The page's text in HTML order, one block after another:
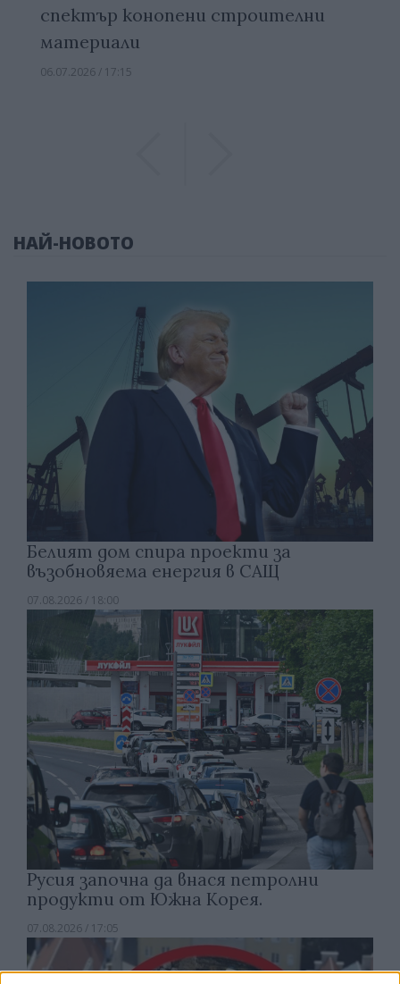
спектър конопени строителни
материали
06.07.2026 / 17:15
НАЙ-НОВОТО
Белият дом спира проекти за
възобновяема енергия в САЩ
07.08.2026 / 18:00
Русия започна да внася петролни
продукти от Южна Корея.
07.08.2026 / 17:05